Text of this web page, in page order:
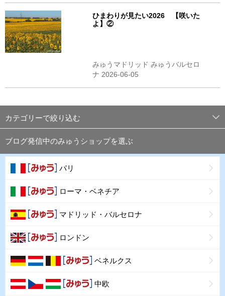
ひまわりが見たい2026 【咲いた
よ】②
みゅうマドリッド みゅうバルセロ
ナ 2026-06-05
カテゴリーで絞り込む
ブログ発信中のみゅうショップを選ぶ
パリ
ローマ・ベネチア
マドリッド・バルセロナ
ロンドン
ベネルクス
中欧